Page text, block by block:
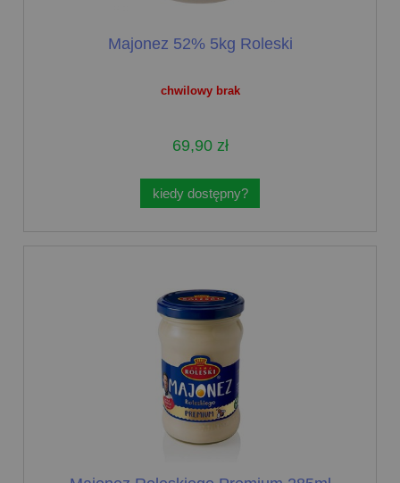
chwilowy brak
Majonez 52% 5kg Roleski
69,90 zł
kiedy dostępny?